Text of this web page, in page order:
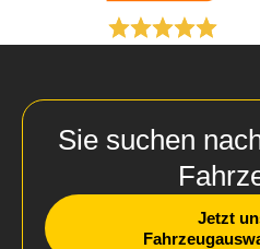
Sie suchen
Jetzt